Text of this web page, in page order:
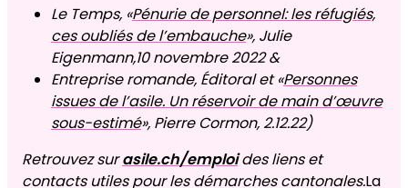
Le Temps, «Pénurie de personnel: les réfugiés,
ces oubliés de l’embauche», Julie
Eigenmann,10 novembre 2022 &
Entreprise romande, Éditoral et «Personnes
issues de l’asile. Un réservoir de main d’œuvre
sous-estimé», Pierre Cormon, 2.12.22)
Retrouvez surasile.ch/emploi des liens et
contacts utiles pour les démarches cantonales.La